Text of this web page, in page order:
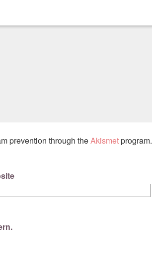
prevention through theAkismetprogram.